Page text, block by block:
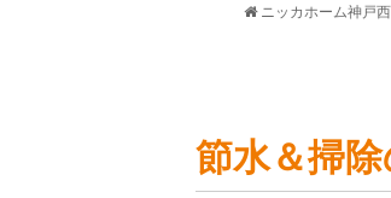
ニッカホーム神戸
節水＆掃